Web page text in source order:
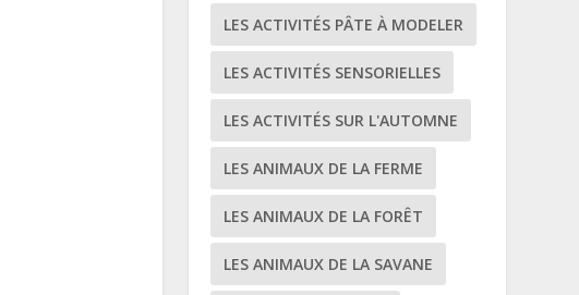
LES ACTIVITÉS PÂTE À MODELER
LES ACTIVITÉS SENSORIELLES
LES ACTIVITÉS SUR L'AUTOMNE
LES ANIMAUX DE LA FERME
LES ANIMAUX DE LA FORÊT
LES ANIMAUX DE LA SAVANE